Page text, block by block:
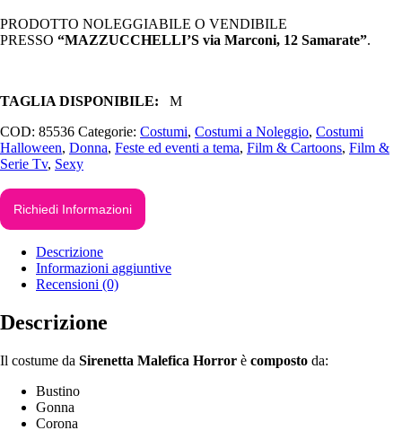
PRODOTTO NOLEGGIABILE O VENDIBILE
PRESSO “MAZZUCCHELLI’S via Marconi, 12 Samarate”.
TAGLIA DISPONIBILE: M
COD: 85536 Categorie: Costumi, Costumi a Noleggio, Costumi
Halloween, Donna, Feste ed eventi a tema, Film & Cartoons, Film &
Serie Tv, Sexy
Richiedi Informazioni
Descrizione
Informazioni aggiuntive
Recensioni (0)
Descrizione
Il costume da Sirenetta Malefica Horror è composto da:
Bustino
Gonna
Corona